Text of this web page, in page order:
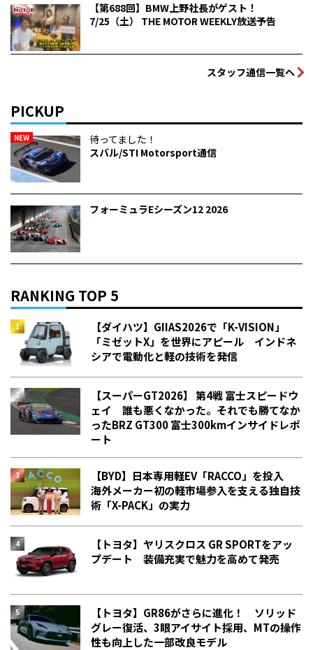
【第688回】BMW上野社長がゲスト！
7/25（土） THE MOTOR WEEKLY放送予告
スタッフ通信一覧へ
PICKUP
NEW
待ってました！
スバル/STI Motorsport通信
フォーミュラEシーズン12 2026
RANKING TOP 5
【ダイハツ】GIIAS2026で「K-VISION」
「ミゼットX」を世界にアピール インドネ
シアで電動化と軽の技術を発信
【スーパーGT2026】 第4戦 富士スピードウ
ェイ 誰も悪くなかった。それでも勝てなか
った――BRZ GT300 富士300kmインサイドレポ
ート
【BYD】日本専用軽EV「RACCO」を投入
海外メーカー初の軽市場参入を支える独自技
術「X-PACK」の実力
【トヨタ】ヤリスクロス GR SPORTをアッ
プデート 装備充実で魅力を高めて発売
【トヨタ】GR86がさらに進化！ ソリッド
グレー復活、3眼アイサイト採用、MTの操作
性も向上した一部改良モデル